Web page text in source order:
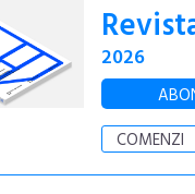
2026
COMENZI